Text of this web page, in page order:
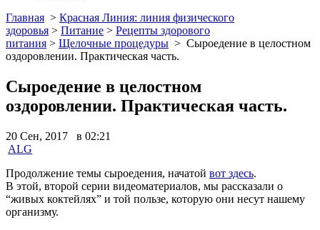
Главная > Красная Линия: линия физического
здоровья > Питание > Рецепты здорового
питания > Щелочные процедуры > Сыроедение в целостном
оздоровлении. Практическая часть.
Сыроедение в целостном
оздоровлении. Практическая часть.
20 Сен, 2017 в 02:21
ALG
Продолжение темы сыроедения, начатой вот здесь.
В этой, второй серии видеоматериалов, мы рассказали о
“живых коктейлях” и той пользе, которую они несут нашему
организму.